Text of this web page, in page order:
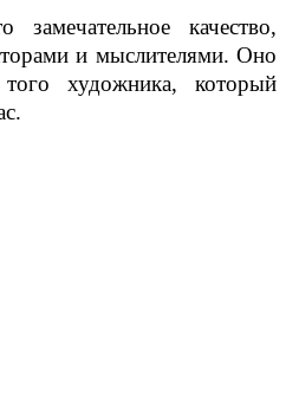
замечательное качество,
и мыслителями. Оно
художника, который